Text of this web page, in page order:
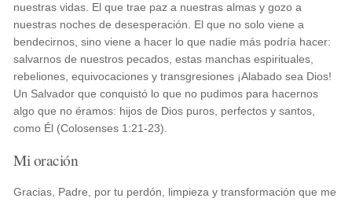
nuestras vidas. El que trae paz a nuestras almas y gozo a
nuestras noches de desesperación. El que no solo viene a
bendecirnos, sino viene a hacer lo que nadie más podría hacer:
salvarnos de nuestros pecados, estas manchas espirituales,
rebeliones, equivocaciones y transgresiones ¡Alabado sea Dios!
Un Salvador que conquistó lo que no pudimos para hacernos
algo que no éramos: hijos de Dios puros, perfectos y santos,
como Él (Colosenses 1:21-23).
Mi oración
Gracias, Padre, por tu perdón, limpieza y transformación que me